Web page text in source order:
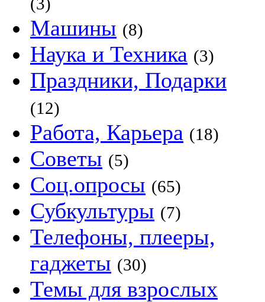
Машины (8)
Наука и Техника (3)
Праздники, Подарки
(12)
Работа, Карьера (18)
Советы (5)
Соц.опросы (65)
Субкультуры (7)
Телефоны, плееры,
гаджеты (30)
Темы для взрослых